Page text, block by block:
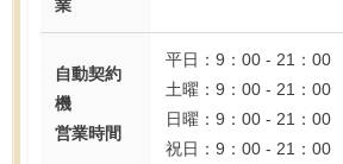
業
自動契約
機
営業時間
平日：9：00 - 21：00
土曜：9：00 - 21：00
日曜：9：00 - 21：00
祝日：9：00 - 21：00